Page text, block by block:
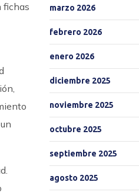
fichas
marzo 2026
febrero 2026
enero 2026
diciembre 2025
noviembre 2025
octubre 2025
septiembre 2025
agosto 2025